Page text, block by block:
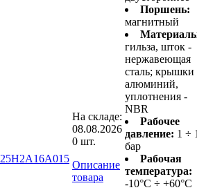
25H2A16A015
На складе:
08.08.2026
0 шт.
Описание
товара
Поршень:
магнитный
гильза, шток -
нержавеющая
сталь; крышки
алюминий,
уплотнения -
NBR
Рабочее
давление: 1 ÷
бар
Рабочая
температура:
-10°C ÷ +60°C